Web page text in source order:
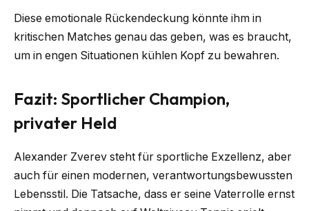
Diese emotionale Rückendeckung könnte ihm in
kritischen Matches genau das geben, was es braucht,
um in engen Situationen kühlen Kopf zu bewahren.
Fazit: Sportlicher Champion,
privater Held
Alexander Zverev steht für sportliche Exzellenz, aber
auch für einen modernen, verantwortungsbewussten
Lebensstil. Die Tatsache, dass er seine Vaterrolle ernst